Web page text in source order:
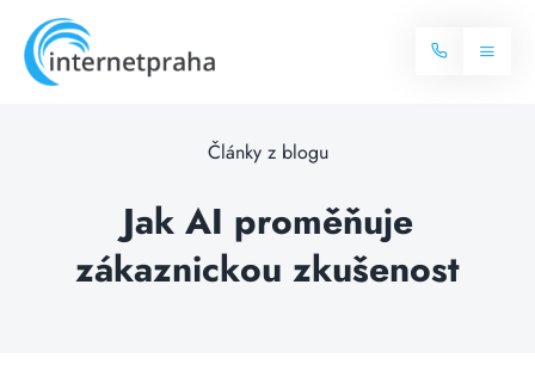
content
Toggle
Balíčky internetu
Televize
Články z blogu
Jak AI proměňuje
zákaznickou zkušenost